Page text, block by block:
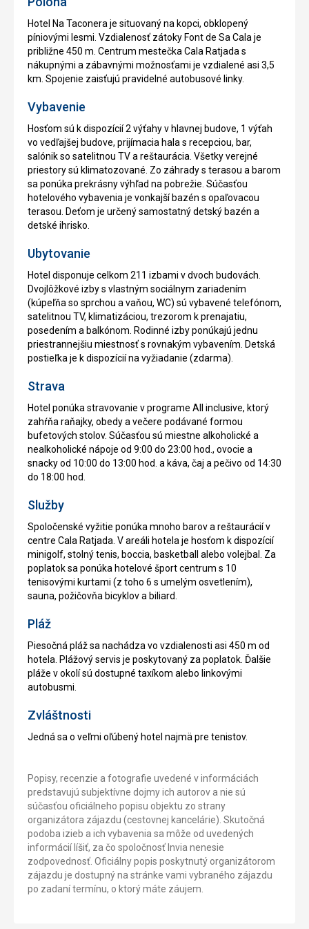
Hotel Na Taconera je situovaný na kopci, obklopený
píniovými lesmi. Vzdialenosť zátoky Font de Sa Cala je
približne 450 m. Centrum mestečka Cala Ratjada s
nákupnými a zábavnými možnosťami je vzdialené asi 3,5
km. Spojenie zaisťujú pravidelné autobusové linky.
Vybavenie
Hosťom sú k dispozícií 2 výťahy v hlavnej budove, 1 výťah
vo vedľajšej budove, prijímacia hala s recepciou, bar,
salónik so satelitnou TV a reštaurácia. Všetky verejné
priestory sú klimatozované. Zo záhrady s terasou a barom
sa ponúka prekrásny výhľad na pobrežie. Súčasťou
hotelového vybavenia je vonkajší bazén s opaľovacou
terasou. Deťom je určený samostatný detský bazén a
detské ihrisko.
Ubytovanie
Hotel disponuje celkom 211 izbami v dvoch budovách.
Dvojlôžkové izby s vlastným sociálnym zariadením
(kúpeľňa so sprchou a vaňou, WC) sú vybavené telefónom,
satelitnou TV, klimatizáciou, trezorom k prenajatiu,
posedením a balkónom. Rodinné izby ponúkajú jednu
priestrannejšiu miestnosť s rovnakým vybavením. Detská
postieľka je k dispozícií na vyžiadanie (zdarma).
Strava
Hotel ponúka stravovanie v programe All inclusive, ktorý
zahŕňa raňajky, obedy a večere podávané formou
bufetových stolov. Súčasťou sú miestne alkoholické a
nealkoholické nápoje od 9:00 do 23:00 hod., ovocie a
snacky od 10:00 do 13:00 hod. a káva, čaj a pečivo od 14:30
do 18:00 hod.
Služby
Spoločenské vyžitie ponúka mnoho barov a reštaurácií v
centre Cala Ratjada. V areáli hotela je hosťom k dispozícií
minigolf, stolný tenis, boccia, basketball alebo volejbal. Za
poplatok sa ponúka hotelové šport centrum s 10
tenisovými kurtami (z toho 6 s umelým osvetlením),
sauna, požičovňa bicyklov a biliard.
Pláž
Piesočná pláž sa nachádza vo vzdialenosti asi 450 m od
hotela. Plážový servis je poskytovaný za poplatok. Ďalšie
pláže v okolí sú dostupné taxíkom alebo linkovými
autobusmi.
Zvláštnosti
Jedná sa o veľmi oľúbený hotel najmä pre tenistov.
Popisy, recenzie a fotografie uvedené v informáciách
predstavujú subjektívne dojmy ich autorov a nie sú
súčasťou oficiálneho popisu objektu zo strany
organizátora zájazdu (cestovnej kancelárie). Skutočná
podoba izieb a ich vybavenia sa môže od uvedených
informácií líšiť, za čo spoločnosť Invia nenesie
zodpovednosť. Oficiálny popis poskytnutý organizátorom
zájazdu je dostupný na stránke vami vybraného zájazdu
po zadaní termínu, o ktorý máte záujem.